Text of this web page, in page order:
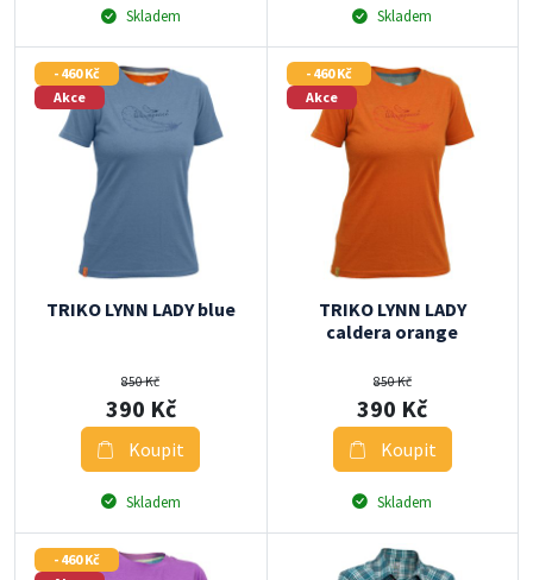
Skladem Skladem
- 460 Kč
Akce
TRIKO LYNN LADY blue
850 Kč
390 Kč
Koupit
Skladem
- 460 Kč
Akce
TRIKO LYNN LADY
caldera orange
850 Kč
390 Kč
Koupit
Skladem
- 460 Kč